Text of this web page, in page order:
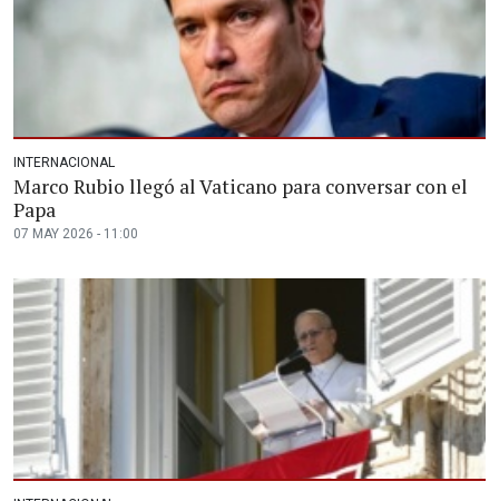
INTERNACIONAL
Marco Rubio llegó al Vaticano para conversar con el
Papa
07 MAY 2026 - 11:00